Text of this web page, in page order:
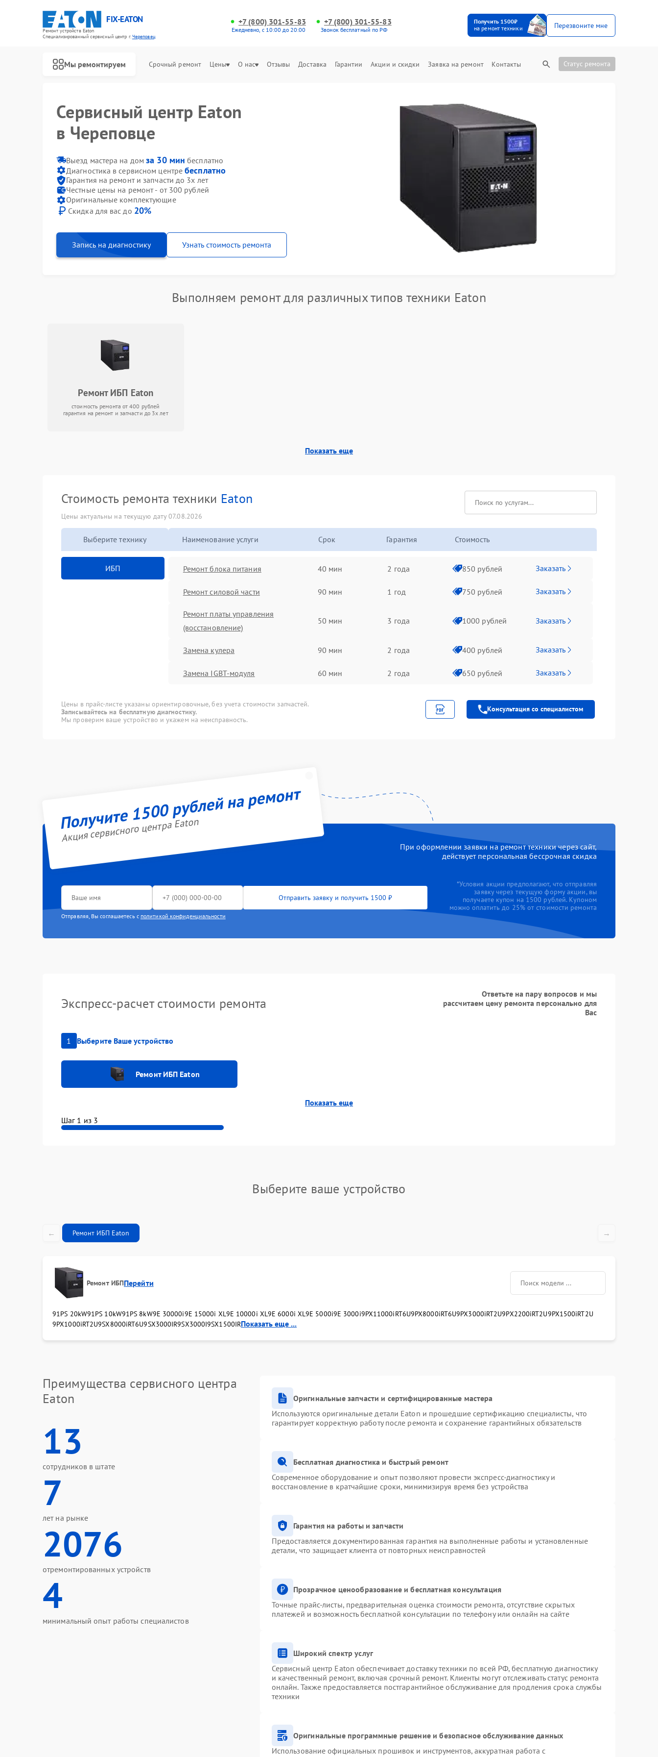
FIX-EATON
Ремонт устройств Eaton
Специализированный cервисный центр г.Череповец
+7 (800) 301-55-83
Ежедневно, с 10:00 до 20:00
+7 (800) 301-55-83
Звонок бесплатный по РФ
Получить 1500₽
на ремонт техники
Перезвоните мне
Мы ремонтируем Срочный ремонт Цены О нас Отзывы Доставка Гарантии Акции и скидки Заявка на ремонт Контакты Статус ремонта
Сервисный центр Eaton
в Череповце
Выезд мастера на домза 30 мин бесплатно
Диагностика в сервисном центребесплатно
Гарантия на ремонт и запчасти до 3х лет
Честные цены на ремонт - от 300 рублей
Оригинальные комплектующие
Скидка для вас до 20%
Запись на диагностику Узнать стоимость ремонта
Выполняем ремонт для различных типов техники Eaton
Ремонт ИБП Eaton
стоимость ремонта от 400 рублей
гарантия на ремонт и запчасти до 3х лет
Показать еще
Стоимость ремонта техники Eaton
Цены актуальны на текущую дату 07.08.2026
Выберите технику
ИБП
Наименование услуги Срок Гарантия Стоимость
Ремонт блока питания 40 мин 2 года 850 рублей Заказать
Ремонт силовой части 90 мин 1 год 750 рублей Заказать
Ремонт платы управления
(восстановление)
50 мин 3 года 1000 рублей Заказать
Замена кулера 90 мин 2 года 400 рублей Заказать
Замена IGBT-модуля 60 мин 2 года 650 рублей Заказать
Цены в прайс-листе указаны ориентировочные, без учета стоимости запчастей.
Записывайтесь на бесплатную диагностику.
Мы проверим ваше устройство и укажем на неисправность.
Консультация со специалистом
Получите 1500 рублей на ремонт
Акция сервисного центра Eaton
При оформлении заявки на ремонт техники через сайт,
действует персональная бессрочная скидка
Отправить заявку и получить 1500 ₽
Отправляя, Вы соглашаетесь с политикой конфиденциальности
*Условия акции предполагают, что отправляя
заявку через текущую форму акции, вы
получаете купон на 1500 рублей. Купоном
можно оплатить до 25% от стоимости ремонта
Экспресс-расчет стоимости ремонта
Ответьте на пару вопросов и мы
рассчитаем цену ремонта персонально для
Вас
1 Выберите Ваше устройство
Ремонт ИБП Eaton
Показать еще
Шаг 1 из 3
Выберите ваше устройство
← Ремонт ИБП Eaton →
Ремонт ИБППерейти
91PS 20kW91PS 10kW91PS 8kW9E 30000i9E 15000i XL9E 10000i XL9E 6000i XL9E 5000i9E 3000i9PX11000iRT6U9PX8000iRT6U9PX3000iRT2U9PX2200iRT2U9PX1500iRT2U
9PX1000iRT2U9SX8000iRT6U9SX3000IR9SX3000I9SX1500IRПоказать еще ...
Преимущества сервисного центра
Eaton
13
сотрудников в штате
7
лет на рынке
2076
отремонтированных устройств
4
минимальный опыт работы специалистов
Оригинальные запчасти и сертифицированные мастера
Используются оригинальные детали Eaton и прошедшие сертификацию специалисты, что
гарантирует корректную работу после ремонта и сохранение гарантийных обязательств
Бесплатная диагностика и быстрый ремонт
Современное оборудование и опыт позволяют провести экспресс-диагностику и
восстановление в кратчайшие сроки, минимизируя время без устройства
Гарантия на работы и запчасти
Предоставляется документированная гарантия на выполненные работы и установленные
детали, что защищает клиента от повторных неисправностей
Прозрачное ценообразование и бесплатная консультация
Точные прайс-листы, предварительная оценка стоимости ремонта, отсутствие скрытых
платежей и возможность бесплатной консультации по телефону или онлайн на сайте
Широкий спектр услуг
Сервисный центр Eaton обеспечивает доставку техники по всей РФ, бесплатную диагностику
и качественный ремонт, включая срочный ремонт. Клиенты могут отслеживать статус ремонта
онлайн. Также предоставляется постгарантийное обслуживание для продления срока службы
техники
Оригинальные программные решение и безопасное обслуживание данных
Использование официальных прошивок и инструментов, аккуратная работа с